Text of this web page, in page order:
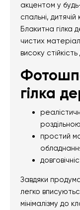
акцентом у
спальні,
Блакитна гілка
чистих
високу
гілка
простий
Завдяки
легко
мінімалізму до